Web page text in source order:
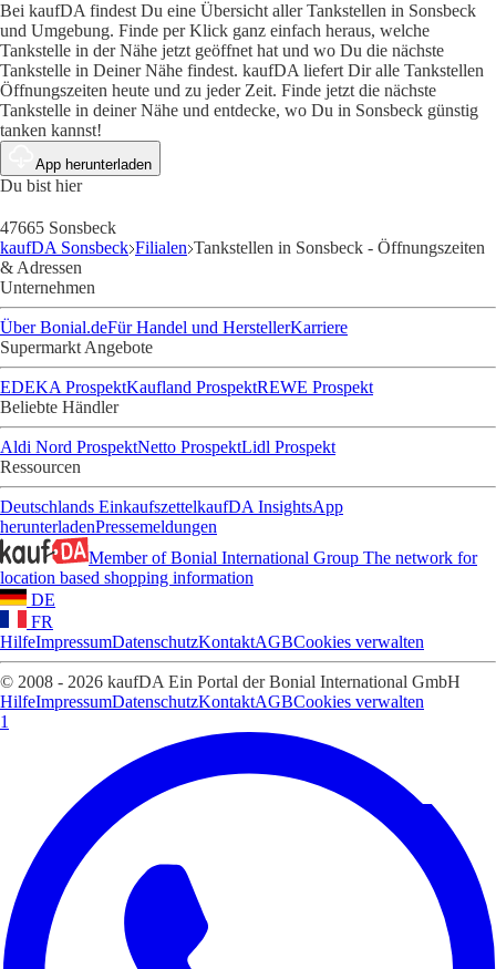
Bei kaufDA findest Du eine Übersicht aller Tankstellen in Sonsbeck
und Umgebung. Finde per Klick ganz einfach heraus, welche
Tankstelle in der Nähe jetzt geöffnet hat und wo Du die nächste
Tankstelle in Deiner Nähe findest. kaufDA liefert Dir alle Tankstellen
Öffnungszeiten heute und zu jeder Zeit. Finde jetzt die nächste
Tankstelle in deiner Nähe und entdecke, wo Du in Sonsbeck günstig
tanken kannst!
App herunterladen
Du bist hier
47665 Sonsbeck
kaufDA Sonsbeck Filialen Tankstellen in Sonsbeck - Öffnungszeiten
& Adressen
Unternehmen
Über Bonial.deFür Handel und HerstellerKarriere
Supermarkt Angebote
EDEKA ProspektKaufland ProspektREWE Prospekt
Beliebte Händler
Aldi Nord ProspektNetto ProspektLidl Prospekt
Ressourcen
Deutschlands EinkaufszettelkaufDA InsightsApp
herunterladenPressemeldungen
Member of Bonial International Group The network for
location based shopping information
DE
FR
HilfeImpressumDatenschutzKontaktAGBCookies verwalten
© 2008 - 2026 kaufDA Ein Portal der Bonial International GmbH
HilfeImpressumDatenschutzKontaktAGBCookies verwalten
1